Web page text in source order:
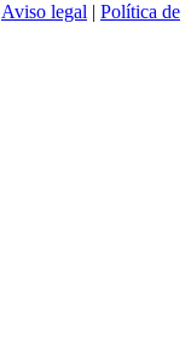
Aviso legal
Política de